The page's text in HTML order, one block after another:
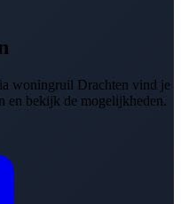
woningruil Drachten vind je
en bekijk de mogelijkheden.